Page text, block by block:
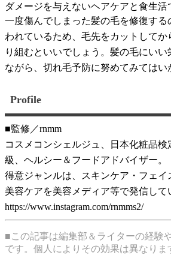
ダメージを与えないヘアケアと食生活
一度傷んでしまった髪の毛を修復す
われているため、毛先をカットしてか
り組むといいでしょう。髪の毛にいい
ながら、切れ毛予防に努めてみてはい
Profile
■監修／rnmm
コスメコンシェルジュ、日本化粧品検
級、ヘルシー＆フードアドバイザー。
得意ジャンルは、スキンケア・フェイ
美容ケアを美容メディア等で発信して
https://www.instagram.com/rnmms2/
■この記事は編集部＆ライターの経験
です。個人によりその効果は異なり